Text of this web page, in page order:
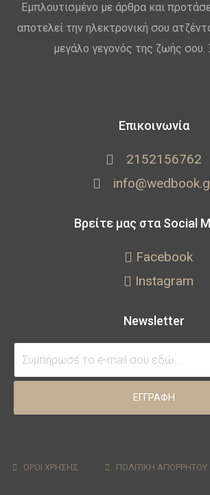
Εμπλουτισμένο με άρθρα και
αποτελεί την ηλεκτρονική σου
μεγάλο γεγονός της ζωής σου.
Επικοινωνία
2152156762
Βρείτε μας στα Social
Facebook
Instagram
Newsletter
ΕΓΓΡΑΦΗ
ΟΡΟΙ ΧΡΗΣΗΣ ΠΟΛΙΤΙΚΗ ΑΠΟΡΡΗΤΟΥ